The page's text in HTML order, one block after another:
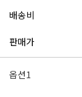
배송비
판매가
옵션1